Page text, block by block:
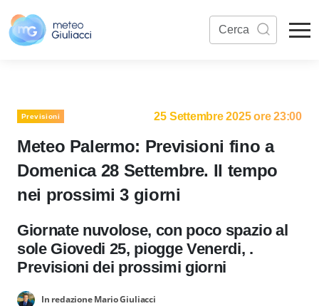
Previsioni 25 Settembre 2025 ore 23:00
Meteo Palermo: Previsioni fino a
Domenica 28 Settembre. Il tempo
nei prossimi 3 giorni
Giornate nuvolose, con poco spazio al
sole Giovedi 25, piogge Venerdi, .
Previsioni dei prossimi giorni
In redazione Mario Giuliacci